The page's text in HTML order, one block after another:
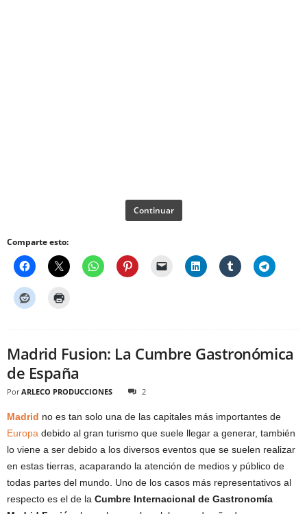
Continuar
Comparte esto:
Madrid Fusion: La Cumbre Gastronómica
de España
Por ARLECO PRODUCCIONES 2
Madrid no es tan solo una de las capitales más importantes de
Europa debido al gran turismo que suele llegar a generar, también
lo viene a ser debido a los diversos eventos que se suelen realizar
en estas tierras, acaparando la atención de medios y público de
todas partes del mundo. Uno de los casos más representativos al
respecto es el de la Cumbre Internacional de Gastronomía